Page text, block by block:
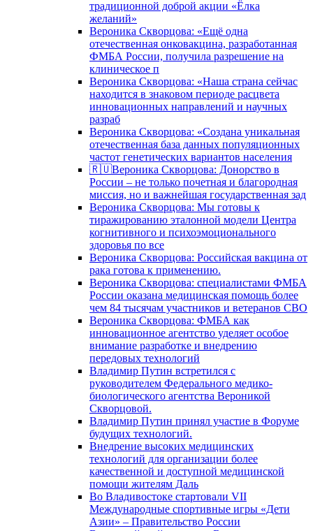
традиционной доброй акции «Ёлка
желаний»
Вероника Скворцова: «Ещё одна
отечественная онковакцина, разработанная
ФМБА России, получила разрешение на
клиническое п
Вероника Скворцова: «Наша страна сейчас
находится в знаковом периоде расцвета
инновационных направлений и научных
разраб
Вероника Скворцова: «Создана уникальная
отечественная база данных популяционных
частот генетических вариантов населения
🇷🇺Вероника Скворцова: Донорство в
России – не только почетная и благородная
миссия, но и важнейшая государственная зад
Вероника Скворцова: Мы готовы к
тиражированию эталонной модели Центра
когнитивного и психоэмоционального
здоровья по все
Вероника Скворцова: Российская вакцина от
рака готова к применению.
Вероника Скворцова: специалистами ФМБА
России оказана медицинская помощь более
чем 84 тысячам участников и ветеранов СВО
Вероника Скворцова: ФМБА как
инновационное агентство уделяет особое
внимание разработке и внедрению
передовых технологий
Владимир Путин встретился с
руководителем Федерального медико-
биологического агентства Вероникой
Скворцовой.
Владимир Путин принял участие в Форуме
будущих технологий.
Внедрение высоких медицинских
технологий для организации более
качественной и доступной медицинской
помощи жителям Даль
Во Владивостоке стартовали VII
Международные спортивные игры «Дети
Азии» – Правительство России